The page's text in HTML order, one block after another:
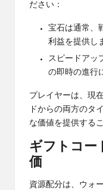
ださい：
宝石は通常、
利益を提供し
スピードアッ
の即時の進行
プレイヤーは、現
ドからの両方のタ
な価値を提供する
ギフトコー
価
資源配分は、ウォ